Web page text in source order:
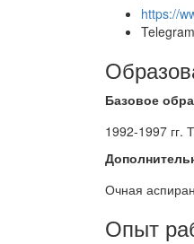
https://
Базовое
1992-1997 гг.
Очная
Опыт